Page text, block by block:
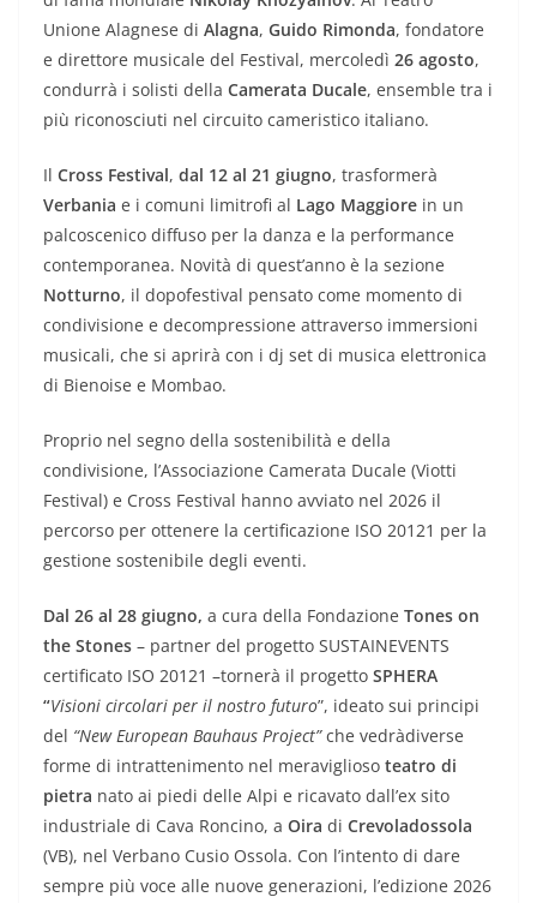
Unione Alagnese di Alagna, Guido Rimonda, fondatore
e direttore musicale del Festival, mercoledì 26 agosto,
condurrà i solisti della Camerata Ducale, ensemble tra i
più riconosciuti nel circuito cameristico italiano.
Il Cross Festival, dal 12 al 21 giugno, trasformerà
Verbania e i comuni limitrofi al Lago Maggiore in un
palcoscenico diffuso per la danza e la performance
contemporanea. Novità di quest’anno è la sezione
Notturno, il dopofestival pensato come momento di
condivisione e decompressione attraverso immersioni
musicali, che si aprirà con i dj set di musica elettronica
di Bienoise e Mombao.
Proprio nel segno della sostenibilità e della
condivisione, l’Associazione Camerata Ducale (Viotti
Festival) e Cross Festival hanno avviato nel 2026 il
percorso per ottenere la certificazione ISO 20121 per la
gestione sostenibile degli eventi.
Dal 26 al 28 giugno, a cura della Fondazione Tones on
the Stones – partner del progetto SUSTAINEVENTS
certificato ISO 20121 –tornerà il progetto SPHERA
“Visioni circolari per il nostro futuro”, ideato sui principi
del “New European Bauhaus Project”che vedràdiverse
forme di intrattenimento nel meraviglioso teatro di
pietra nato ai piedi delle Alpi e ricavato dall’ex sito
industriale di Cava Roncino, a Oira di Crevoladossola
(VB), nel Verbano Cusio Ossola. Con l’intento di dare
sempre più voce alle nuove generazioni, l’edizione 2026